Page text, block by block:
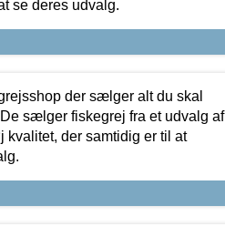
se deres udvalg.
der sælger alt du skal
sælger fiskegrej fra et udvalg af
der samtidig er til at